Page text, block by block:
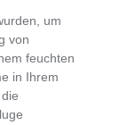
um
von
feuchten
in Ihrem